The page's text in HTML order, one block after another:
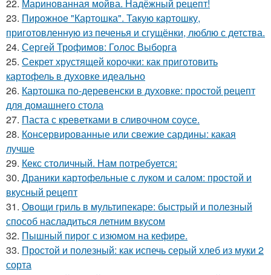
22. Маринованная мойва. Надёжный рецепт!
23. Пирожное "Картошка". Такую картошку,
приготовленную из печенья и сгущёнки, люблю с детства.
24. Сергей Трофимов: Голос Выборга
25. Секрет хрустящей корочки: как приготовить
картофель в духовке идеально
26. Картошка по-деревенски в духовке: простой рецепт
для домашнего стола
27. Паста с креветками в сливочном соусе.
28. Консервированные или свежие сардины: какая
лучше
29. Кекс столичный. Нам потребуется:
30. Драники картофельные с луком и салом: простой и
вкусный рецепт
31. Овощи гриль в мультипекаре: быстрый и полезный
способ насладиться летним вкусом
32. Пышный пирог с изюмом на кефире.
33. Простой и полезный: как испечь серый хлеб из муки 2
сорта